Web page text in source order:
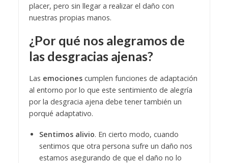
placer, pero sin llegar a realizar el daño con
nuestras propias manos.
¿Por qué nos alegramos de
las desgracias ajenas?
Las emocionescumplen funciones de adaptación
al entorno por lo que este sentimiento de alegría
por la desgracia ajena debe tener también un
porqué adaptativo.
Sentimos alivio. En cierto modo, cuando
sentimos que otra persona sufre un daño nos
estamos asegurando de que el daño no lo